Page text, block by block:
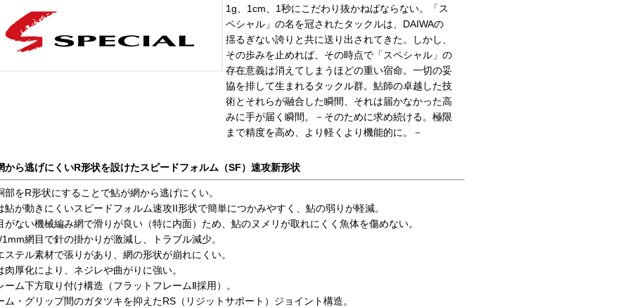
1g、1cm、1秒にこだわり抜かねばならない。「ス
ペシャル」の名を冠されたタックルは、DAIWAの
揺るぎない誇りと共に送り出されてきた。しかし、
その歩みを止めれば、その時点で「スペシャル」の
存在意義は消えてしまうほどの重い宿命。一切の妥
協を排して生まれるタックル群。鮎師の卓越した技
術とそれらが融合した瞬間、それは届かなかった高
みに手が届く瞬間。－そのために求め続ける。極限
まで精度を高め、より軽くより機能的に。－
から逃げにくいR形状を設けたスピードフォルム（SF）速攻新形状
部をR形状にすることで鮎が網から逃げにくい。
鮎が動きにくいスピードフォルム速攻II形状で簡単につかみやすく、鮎の弱りが軽減。
がない機械編み網で滑りが良い（特に内面）ため、鮎のヌメリが取れにくく魚体を傷めない。
網目で針の掛かりが激減し、トラブル減少。
ステル素材で張りがあり、網の形状が崩れにくい。
肉厚化により、ネジレや曲がりに強い。
ーム下方取り付け構造（フラットフレームⅡ採用）。
ム・グリップ間のガタツキを抑えたRS（リジットサポート）ジョイント構造。